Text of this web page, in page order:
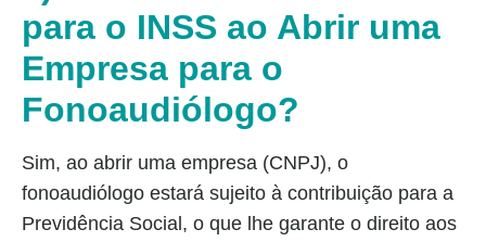
para o INSS ao Abrir uma
Empresa para o
Fonoaudiólogo?
Sim, ao abrir uma empresa (CNPJ), o
fonoaudiólogo estará sujeito à contribuição para a
Previdência Social, o que lhe garante o direito aos